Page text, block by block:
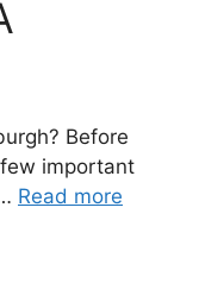
Before
important
Read more